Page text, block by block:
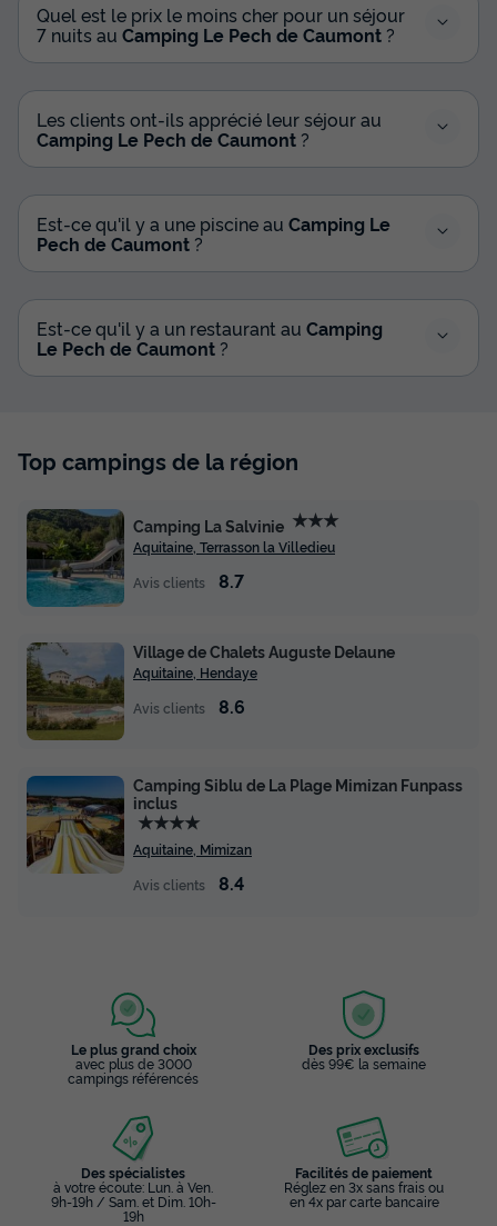
Quel est le prix le moins cher pour un séjour
7 nuits au Camping Le Pech de Caumont ?
Les clients ont-ils apprécié leur séjour au
Camping Le Pech de Caumont ?
Est-ce qu'il y a une piscine au Camping Le
Pech de Caumont ?
Est-ce qu'il y a un restaurant au Camping
Le Pech de Caumont ?
Top campings de la région
Camping La Salvinie ★★★
Aquitaine, Terrasson la Villedieu
Avis clients
8.7
Village de Chalets Auguste Delaune
Aquitaine, Hendaye
Avis clients
8.6
Camping Siblu de La Plage Mimizan Funpass
inclus
★★★★
Aquitaine, Mimizan
Avis clients
8.4
Le plus grand choix
avec plus de 3000
campings référencés
Des prix exclusifs
dès 99€ la semaine
Des spécialistes
à votre écoute: Lun. à Ven.
9h-19h / Sam. et Dim. 10h-
19h
Facilités de paiement
Réglez en 3x sans frais ou
en 4x par carte bancaire